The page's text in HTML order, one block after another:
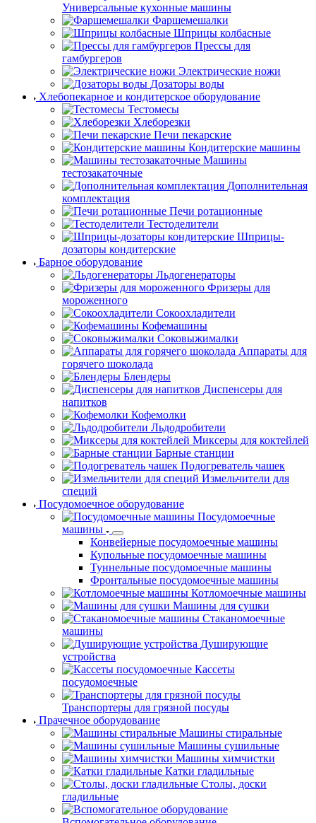
Универсальные кухонные машины
Фаршемешалки
Шприцы колбасные
Прессы для
гамбургеров
Электрические ножи
Дозаторы воды
Хлебопекарное и кондитерское оборудование
Тестомесы
Хлеборезки
Печи пекарские
Кондитерские машины
Машины
тестозакаточные
Дополнительная
комплектация
Печи ротационные
Тестоделители
Шприцы-
дозаторы кондитерские
Барное оборудование
Льдогенераторы
Фризеры для
мороженного
Сокоохладители
Кофемашины
Соковыжималки
Аппараты для
горячего шоколада
Блендеры
Диспенсеры для
напитков
Кофемолки
Льдодробители
Миксеры для коктейлей
Барные станции
Подогреватель чашек
Измельчители для
специй
Посудомоечное оборудование
Посудомоечные
машины
Конвейерные посудомоечные машины
Купольные посудомоечные машины
Туннельные посудомоечные машины
Фронтальные посудомоечные машины
Котломоечные машины
Машины для сушки
Стаканомоечные
машины
Душирующие
устройства
Кассеты
посудомоечные
Транспортеры для грязной посуды
Прачечное оборудование
Машины стиральные
Машины сушильные
Машины химчистки
Катки гладильные
Столы, доски
гладильные